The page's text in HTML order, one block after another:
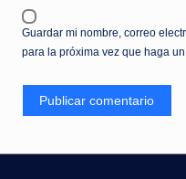
Guardar mi nombre, correo
para la próxima vez que haga un